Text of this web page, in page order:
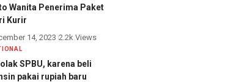
Wanita Penerima Paket
Kurir
14, 2023 2.2k Views
SPBU, karena beli
pakai rupiah baru